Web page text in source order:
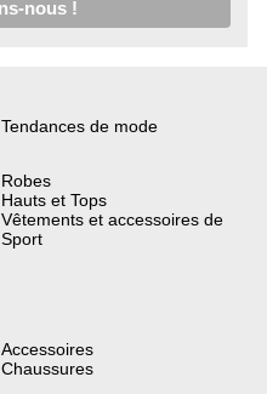
Tendances de mode
Robes
Hauts et Tops
Vêtements et accessoires de
Sport
Accessoires
Chaussures